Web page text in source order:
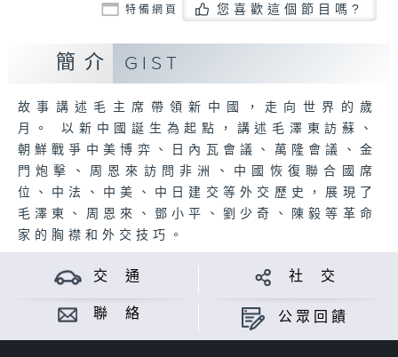
特備網頁 您喜歡這個節目嗎?
簡介 GIST
故事講述毛主席帶領新中國，走向世界的歲
月。 以新中國誕生為起點，講述毛澤東訪蘇、
朝鮮戰爭中美博弈、日內瓦會議、萬隆會議、金
門炮擊、周恩來訪問非洲、中國恢復聯合國席
位、中法、中美、中日建交等外交歷史，展現了
毛澤東、周恩來、鄧小平、劉少奇、陳毅等革命
家的胸襟和外交技巧。
交 通 社 交
聯 絡 公眾回饋